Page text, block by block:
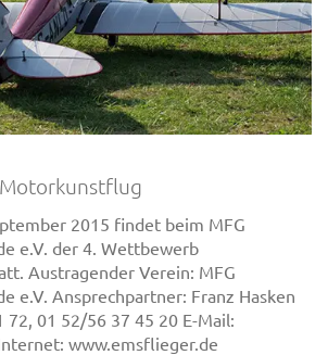
2015 findet beim MFG
e.V. der 4. Wettbewerb
Austragender Verein: MFG
e.V. Ansprechpartner: Franz Hasken
01 52/56 37 45 20 E-Mail:
www.emsflieger.de